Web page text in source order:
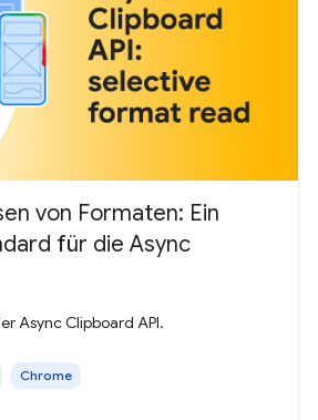
von Formaten: Ein
für die Async
Async Clipboard API.
Chrome